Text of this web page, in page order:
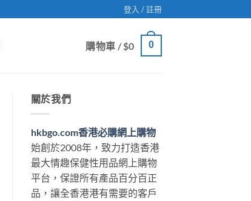
登入 / 註冊
購物車 /$0 0
關於我們
hkbgo.com香港必購網上購物
始創於2008年，致力打造香港
最大情趣保健性用品網上購物
平台，保證所有產品百分百正
品，讓全香港港有需要的客戶